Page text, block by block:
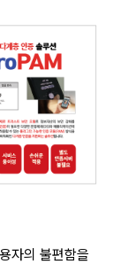
자의 불편함을